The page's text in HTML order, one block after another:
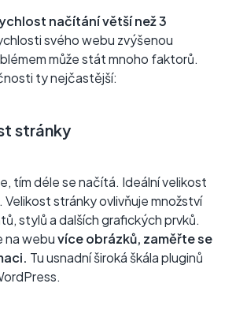
načítání větší než 3
svého webu zvýšenou
může stát mnoho faktorů.
ty nejčastější:
stránky
tím déle se načítá. Ideální velikost
Velikost stránky ovlivňuje množství
stylů a dalších grafických prvků.
na webuvíce obrázků, zaměřte se
Tu usnadní široká škála pluginů